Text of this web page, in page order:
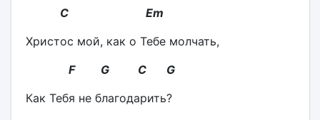
C Em
Христос мой, как о Тебе молчать,
F G C G
Как Тебя не благодарить?